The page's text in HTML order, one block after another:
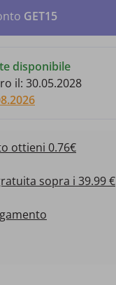
GET15
disponibile
il: 30.05.2028
ottieni 0.76€
sopra i 39.99 €